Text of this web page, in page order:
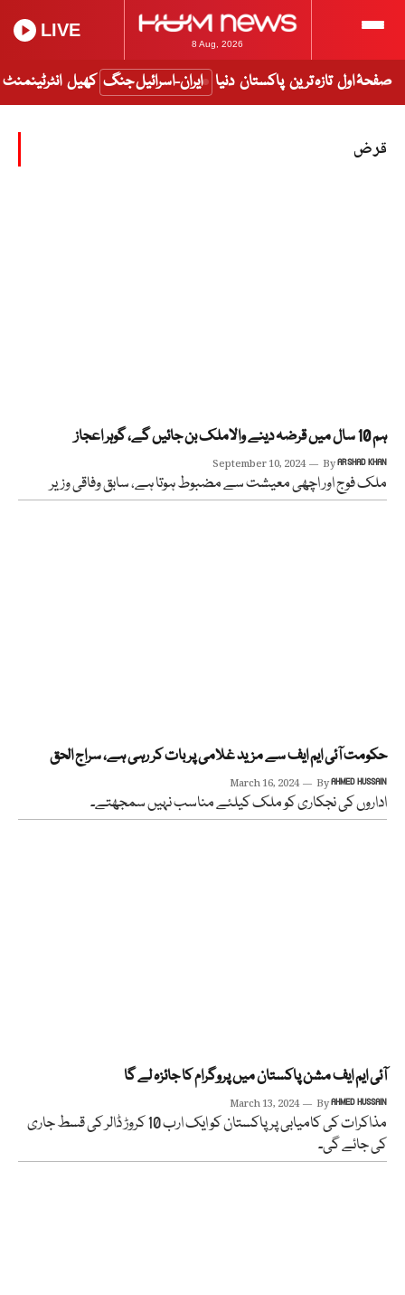
8 Aug, 2026
LIVE
صفحۂ اول تازہ ترین پاکستان دنیا ایران-اسرائیل جنگ کھیل انٹرٹینمنٹ
قرض
ہم 10 سال میں قرضہ دینے والاملک بن جائیں گے، گوہر اعجاز
September 10, 2024 ByARSHAD KHAN
ملک فوج اور اچھی معیشت سے مضبوط ہوتا ہے، سابق وفاقی وزیر
حکومت آئی ایم ایف سے مزید غلامی پر بات کر رہی ہے، سراج الحق
March 16, 2024 ByAHMED HUSSAIN
اداروں کی نجکاری کو ملک کیلئے مناسب نہیں سمجھتے۔
آئی ایم ایف مشن پاکستان میں پروگرام کا جائزہ لے گا
March 13, 2024 ByAHMED HUSSAIN
مذاکرات کی کامیابی پر پاکستان کو ایک ارب 10 کروڑ ڈالر کی قسط جاری
کی جائے گی۔